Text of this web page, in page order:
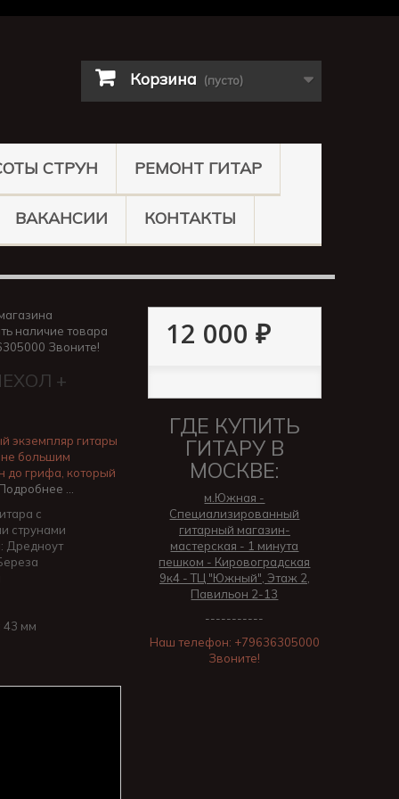
Корзина (пусто)
СТРУН РЕМОНТ ГИТАР
ВАКАНСИИ КОНТАКТЫ
наличие товара
Звоните!
+
экземпляр гитары
большим
до грифа, который
…
с
струнами
Дредноут
43 мм
12 000 ₽
ГДЕ КУПИТЬ
ГИТАРУ В
МОСКВЕ:
м.Южная -
Специализированный
гитарный магазин-
мастерская - 1 минута
пешком - Кировоградская
9к4 - ТЦ "Южный", Этаж 2,
Павильон 2-13
-----------
Наш телефон: +79636305000
Звоните!